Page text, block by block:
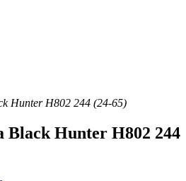
Hunter H802 244 (24-65)
Hunter H802 244